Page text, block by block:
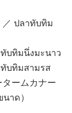
／ ปลาทับทิม
ทับทิมนึ่งมะนาว
ทับทิมสามรส
ームカナー
าด）